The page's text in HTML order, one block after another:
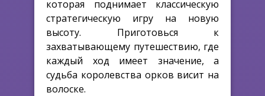
которая поднимает классическую
стратегическую игру на новую
высоту. Приготовься к
захватывающему путешествию, где
каждый ход имеет значение, а
судьба королевства орков висит на
волоске.